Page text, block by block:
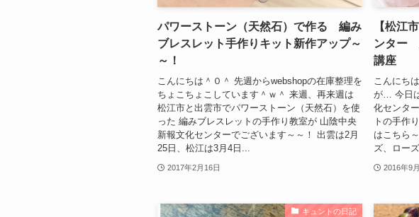
パワーストーン（天然石）で作る 編み
ブレスレット手作りキット新作アップ～
～！
こんにちは＾０＾ 先週からwebshopの在庫整理を
ちょこちょこしています＾ｗ＾ 来週、再来週は
松江市と出雲市でパワーストーン（天然石）を使
った 編みブレスレットの手作り教室が 山陰中央
新報文化センターでございます～～！ 出雲は2月
25日、松江は3月4日...
2017年2月16日
【松江
ンター
講座
こんにち
が… 今日
化センタ
トの手作
はこちら
ズ、ロー
2016年9
キュントの日記